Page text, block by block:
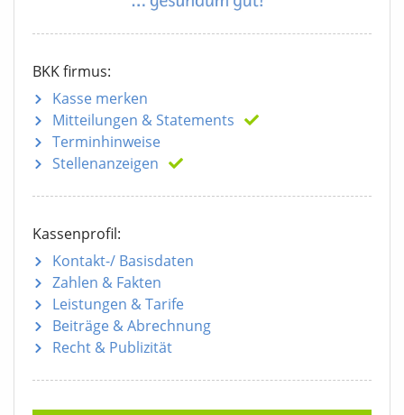
BKK firmus:
Kasse merken
Mitteilungen & Statements
Terminhinweise
Stellenanzeigen
Kassenprofil:
Kontakt-/ Basisdaten
Zahlen & Fakten
Leistungen & Tarife
Beiträge & Abrechnung
Recht & Publizität